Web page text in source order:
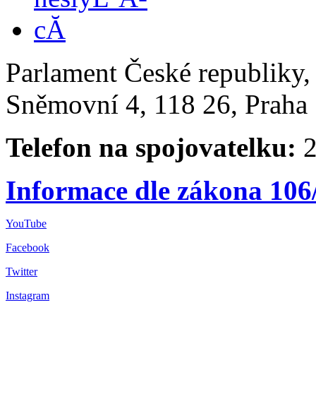
Parlament České
Sněmovní 4, 118 26,
Telefon na spojovatelku:
Informace dle zákona
YouTube
Facebook
Twitter
Instagram